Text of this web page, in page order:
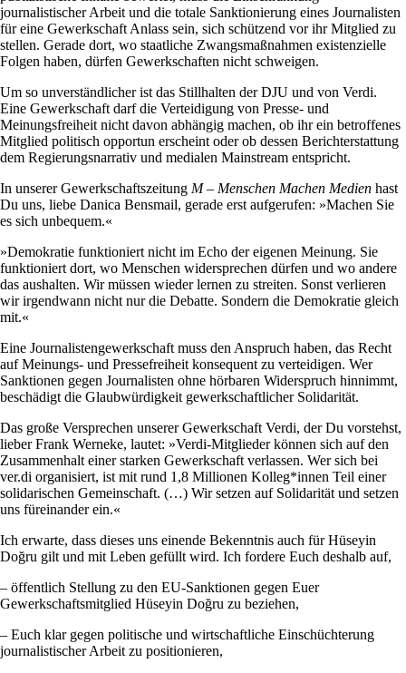
journalistischer Arbeit und die totale Sanktionierung eines Journalisten
für eine Gewerkschaft Anlass sein, sich schützend vor ihr Mitglied zu
stellen. Gerade dort, wo staatliche Zwangsmaßnahmen existenzielle
Folgen haben, dürfen Gewerkschaften nicht schweigen.
Um so unverständlicher ist das Stillhalten der DJU und von Verdi.
Eine Gewerkschaft darf die Verteidigung von Presse- und
Meinungsfreiheit nicht davon abhängig machen, ob ihr ein betroffenes
Mitglied politisch opportun erscheint oder ob dessen Berichterstattung
dem Regierungsnarrativ und medialen Mainstream entspricht.
In unserer Gewerkschaftszeitung M – Menschen Machen Medien hast
Du uns, liebe Danica Bensmail, gerade erst aufgerufen: »Machen Sie
es sich unbequem.«
»Demokratie funktioniert nicht im Echo der eigenen Meinung. Sie
funktioniert dort, wo Menschen widersprechen dürfen und wo andere
das aushalten. Wir müssen wieder lernen zu streiten. Sonst verlieren
wir irgendwann nicht nur die Debatte. Sondern die Demokratie gleich
mit.«
Eine Journalistengewerkschaft muss den Anspruch haben, das Recht
auf Meinungs- und Pressefreiheit konsequent zu verteidigen. Wer
Sanktionen gegen Journalisten ohne hörbaren Widerspruch hinnimmt,
beschädigt die Glaubwürdigkeit gewerkschaftlicher Solidarität.
Das große Versprechen unserer Gewerkschaft Verdi, der Du vorstehst,
lieber Frank Werneke, lautet: »Verdi-Mitglieder können sich auf den
Zusammenhalt einer starken Gewerkschaft verlassen. Wer sich bei
ver.di organisiert, ist mit rund 1,8 Millionen Kolleg*innen Teil einer
solidarischen Gemeinschaft. (…) Wir setzen auf Solidarität und setzen
uns füreinander ein.«
Ich erwarte, dass dieses uns einende Bekenntnis auch für Hüseyin
Doğru gilt und mit Leben gefüllt wird. Ich fordere Euch deshalb auf,
– öffentlich Stellung zu den EU-Sanktionen gegen Euer
Gewerkschaftsmitglied Hüseyin Doğru zu beziehen,
– Euch klar gegen politische und wirtschaftliche Einschüchterung
journalistischer Arbeit zu positionieren,